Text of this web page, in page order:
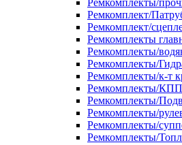
Ремкомплекты/
Ремкомплект/
Ремкомплект/
Ремкомплекты
Ремкомплекты/
Ремкомплекты/
Ремкомплекты/к-т
Ремкомплекты/КПП
Ремкомплекты/
Ремкомплекты/
Ремкомплекты/
Ремкомплекты/